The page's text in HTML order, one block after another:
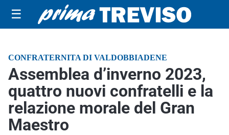
☰
CONFRATERNITA DI VALDOBBIADENE
Assemblea d’inverno 2023,
quattro nuovi confratelli e la
relazione morale del Gran
Maestro